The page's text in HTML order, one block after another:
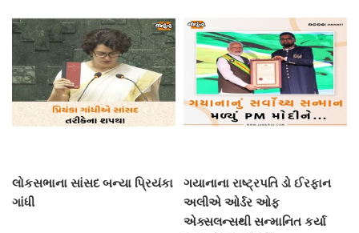
લોકસભાના સાંસદ બન્યા પ્રિયંકા
ગાંધી
ગયાનાના રાષ્ટ્રપતિ ડો ઈરફાન
અલીએ ઓર્ડર ઓફ
એક્સલન્સથી સન્માનિત કર્યા